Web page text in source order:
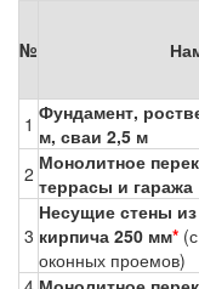
№
1 Фундамент,
м, сваи 2,5 м
2 Монолитное
террасы и гаража
3
Несущие стены
кирпича 250 мм*
оконных проемов)